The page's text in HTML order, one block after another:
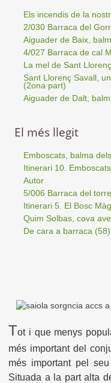
Els incendis de la
2/030 Barraca del
Aiguader de Baix,
4/027 Barraca de cal
La mel de Sant
Sant Llorenç Savall,
(2ona part)
Aiguader de Dalt,
El més llegit
Emboscats, balma dels
Itinerari 10.
Autor
5/006 Barraca del
Itinerari 5. El Bosc
Quim Solbas, cova
De cara a barraca
Tot i que menys
més important del
més important pel
Situada a la part alta